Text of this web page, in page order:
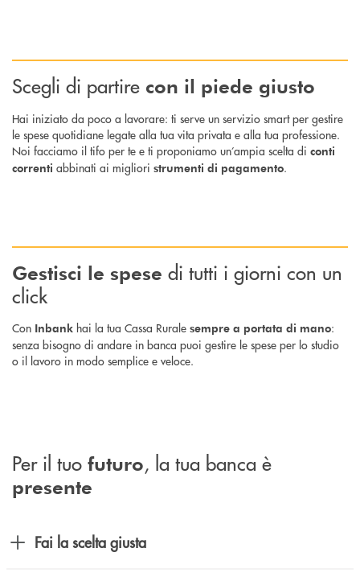
Scegli di partire con il piede giusto
Hai iniziato da poco a lavorare: ti serve un servizio smart per gestire
le spese quotidiane legate alla tua vita privata e alla tua professione.
Noi facciamo il tifo per te e ti proponiamo un’ampia scelta di conti
correnti abbinati ai migliori strumenti di pagamento.
Gestisci le spese di tutti i giorni con un
click
Con Inbank hai la tua Cassa Rurale sempre a portata di mano:
senza bisogno di andare in banca puoi gestire le spese per lo studio
o il lavoro in modo semplice e veloce.
Per il tuo futuro, la tua banca è
presente
Fai la scelta giusta